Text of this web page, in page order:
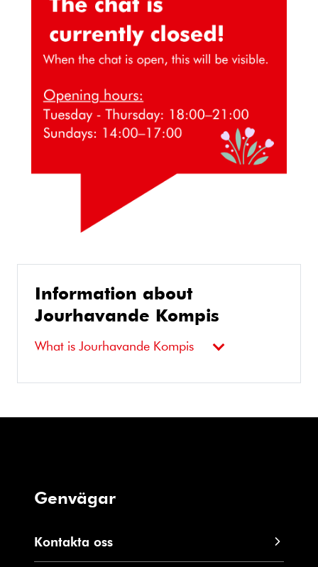
Information about
Jourhavande Kompis
What is Jourhavande Kompis
Genvägar
Kontakta oss